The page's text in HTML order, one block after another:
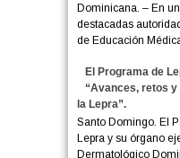
Dominicana. – En
destacadas
de Educación
El Programa de
“Avances, retos
la Lepra”.
Santo Domingo. El
Lepra y su órgano
Dermatológico